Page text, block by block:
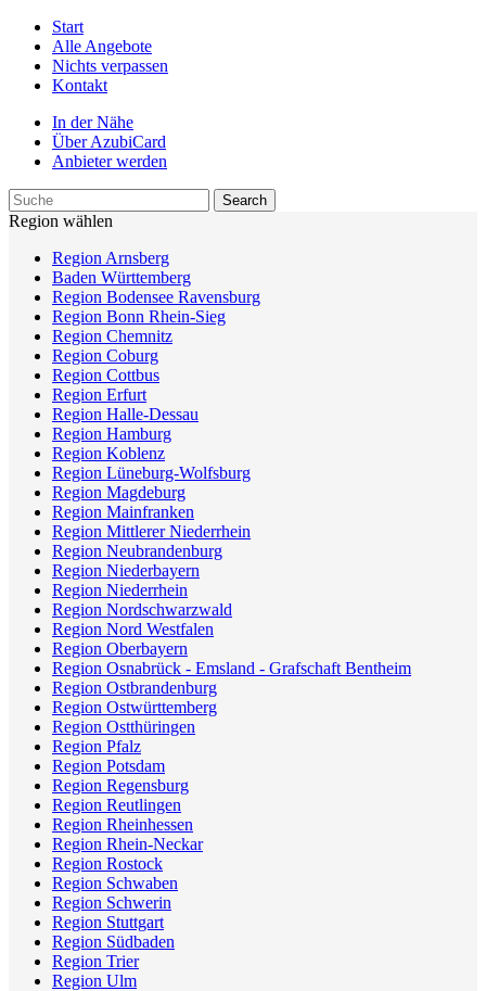
Start
Alle Angebote
Nichts verpassen
Kontakt
In der Nähe
Über AzubiCard
Anbieter werden
Region wählen
Region Arnsberg
Baden Württemberg
Region Bodensee Ravensburg
Region Bonn Rhein-Sieg
Region Chemnitz
Region Coburg
Region Cottbus
Region Erfurt
Region Halle-Dessau
Region Hamburg
Region Koblenz
Region Lüneburg-Wolfsburg
Region Magdeburg
Region Mainfranken
Region Mittlerer Niederrhein
Region Neubrandenburg
Region Niederbayern
Region Niederrhein
Region Nordschwarzwald
Region Nord Westfalen
Region Oberbayern
Region Osnabrück - Emsland - Grafschaft Bentheim
Region Ostbrandenburg
Region Ostwürttemberg
Region Ostthüringen
Region Pfalz
Region Potsdam
Region Regensburg
Region Reutlingen
Region Rheinhessen
Region Rhein-Neckar
Region Rostock
Region Schwaben
Region Schwerin
Region Stuttgart
Region Südbaden
Region Trier
Region Ulm